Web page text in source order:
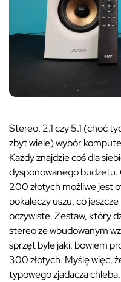
Stereo, 2.1 czy 5.1 (choć
zbyt wiele) wybór
Każdy znajdzie coś dla
dysponowanego budżetu.
200 złotych możliwe jest
pokaleczy uszu, co
oczywiste. Zestaw, który
stereo ze wbudowanym
sprzęt byle jaki, bowiem
300 złotych. Myślę więc,
typowego zjadacza